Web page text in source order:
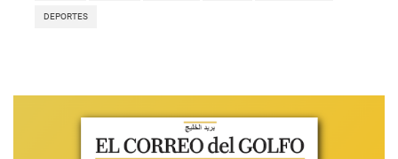
DEPORTES